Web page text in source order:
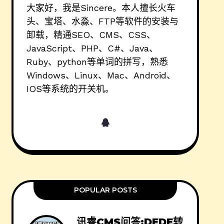
大家好，我是Sincere。本人擅长火车
头、宝塔、水淼、FTP等软件的安装与
卸载，精通SEO、CMS、CSS、
JavaScript、PHP、C#、Java、
Ruby、python等单词的拼写，熟悉
Windows、Linux、Mac、Android、
IOS等系统的开关机。
POPULAR POSTS